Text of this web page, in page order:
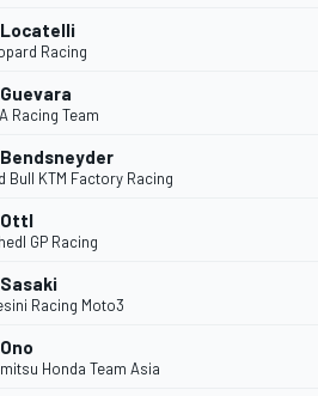
Racing
Racing Team
Bendsneyder
Bull KTM Factory Racing
Ottl
GP Racing
Racing Moto3
Honda Team Asia